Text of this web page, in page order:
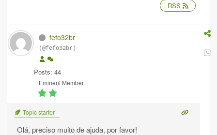
RSS
fefo32br
(@fefo32br)
Posts: 44
Eminent Member
Topic starter
Olá, preciso muito de ajuda, por favor!